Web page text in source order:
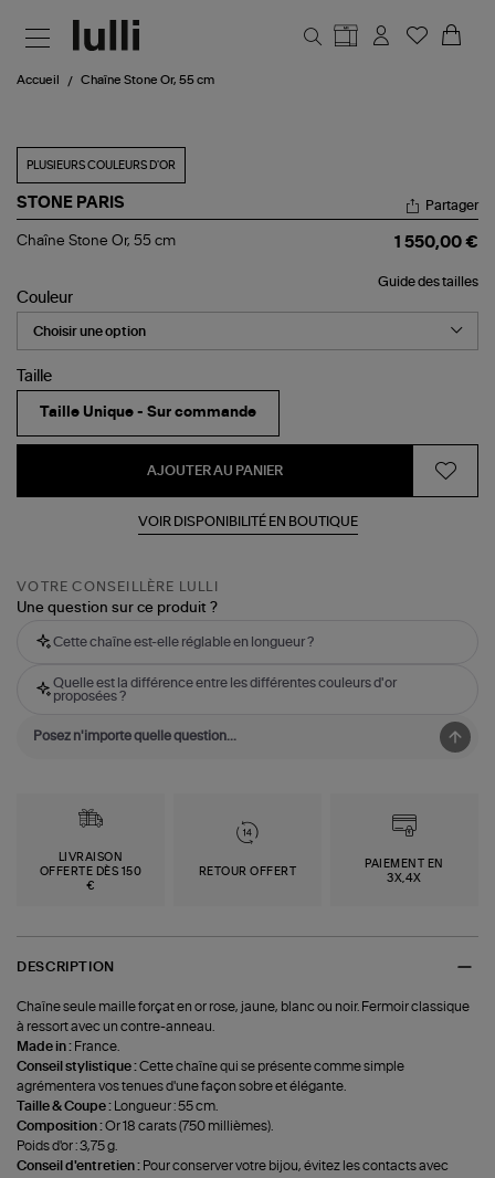
Accueil Chaîne Stone Or, 55 cm
PLUSIEURS COULEURS D'OR
STONE PARIS
Chaîne
55
cm
Partager
Chaîne Stone Or, 55 cm 1 550,00 €
Guide des tailles
Couleur
Taille
Taille Unique - Sur commande
AJOUTER AU PANIER
VOIR DISPONIBILITÉ EN BOUTIQUE
VOTRE CONSEILLÈRE LULLI
Une question sur ce produit ?
Cette chaîne est-elle réglable en longueur ?
Quelle est la différence entre les différentes couleurs d'or
proposées ?
LIVRAISON
OFFERTE DÈS 150
€
RETOUR OFFERT
PAIEMENT EN
3X,4X
DESCRIPTION
Chaîne seule maille forçat en or rose, jaune, blanc ou noir. Fermoir classique
à ressort avec un contre-anneau.
Made in : France.
Conseil stylistique :Cette chaîne qui se présente comme simple
agrémentera vos tenues d'une façon sobre et élégante.
Taille & Coupe :
Longueur : 55 cm.
Composition :Or 18 carats (750 millièmes).
Poids d'or : 3,75 g.
Conseil d'entretien : Pour conserver votre bijou, évitez les contacts avec